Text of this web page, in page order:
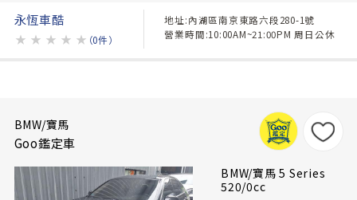
永恆車酷
★ ★ ★ ★ ★ （0件）
地址:內湖區南京東路六段280-1號
營業時間:10:00AM~21:00PM 周日公休
BMW/寶馬
Goo鑑定車
BMW/寶馬 5 Series
520/0cc